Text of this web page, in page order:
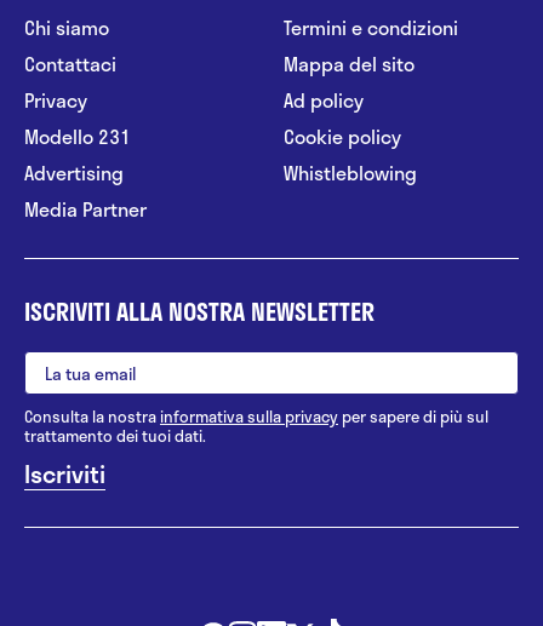
Chi siamo
Contattaci
Privacy
Modello 231
Advertising
Media Partner
Termini e condizioni
Mappa del sito
Ad policy
Cookie policy
Whistleblowing
ISCRIVITI ALLA NOSTRA NEWSLETTER
Consulta la nostrainformativa sulla privacy per sapere di più sul
trattamento dei tuoi dati.